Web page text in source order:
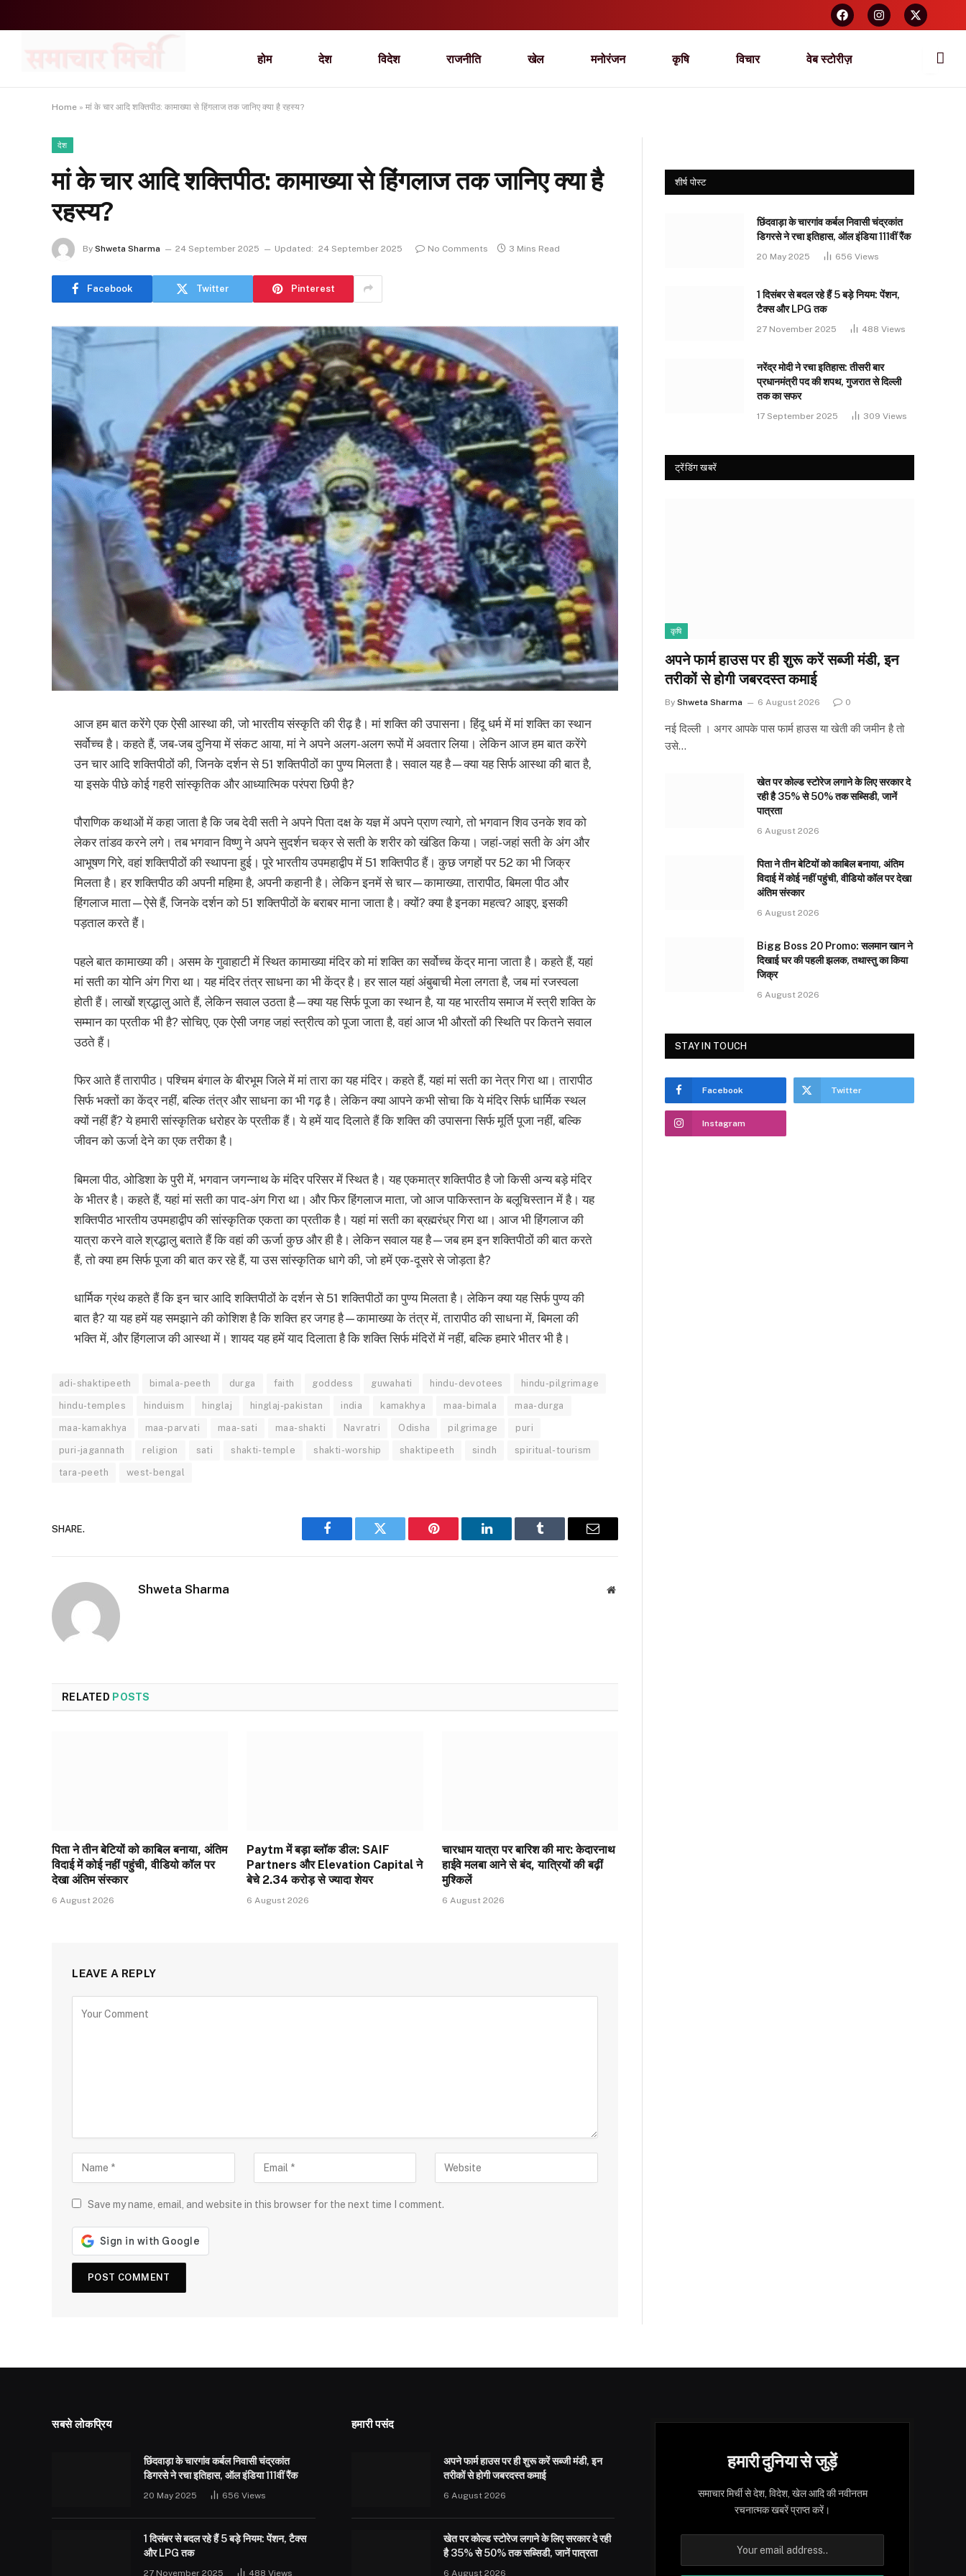
होम देश विदेश राजनीति खेल मनोरंजन कृषि विचार वेब स्टोरीज़
Home » मां के चार आदि शक्तिपीठ: कामाख्या से हिंगलाज तक जानिए क्या है रहस्य?
देश
मां के चार आदि शक्तिपीठ: कामाख्या से हिंगलाज तक जानिए क्या है
रहस्य?
By Shweta Sharma 24 September 2025 Updated: 24 September 2025 No Comments 3 Mins Read
Facebook Twitter Pinterest
आज हम बात करेंगे एक ऐसी आस्था की, जो भारतीय संस्कृति की रीढ़ है। मां शक्ति की उपासना। हिंदू धर्म में मां शक्ति का स्थान
सर्वोच्च है। कहते हैं, जब-जब दुनिया में संकट आया, मां ने अपने अलग-अलग रूपों में अवतार लिया। लेकिन आज हम बात करेंगे
उन चार आदि शक्तिपीठों की, जिनके दर्शन से 51 शक्तिपीठों का पुण्य मिलता है। सवाल यह है—क्या यह सिर्फ आस्था की बात है,
या इसके पीछे कोई गहरी सांस्कृतिक और आध्यात्मिक परंपरा छिपी है?
पौराणिक कथाओं में कहा जाता है कि जब देवी सती ने अपने पिता दक्ष के यज्ञ में अपने प्राण त्यागे, तो भगवान शिव उनके शव को
लेकर तांडव करने लगे। तब भगवान विष्णु ने अपने सुदर्शन चक्र से सती के शरीर को खंडित किया। जहां-जहां सती के अंग और
आभूषण गिरे, वहां शक्तिपीठों की स्थापना हुई। पूरे भारतीय उपमहाद्वीप में 51 शक्तिपीठ हैं। कुछ जगहों पर 52 का भी जिक्र
मिलता है। हर शक्तिपीठ की अपनी महिमा है, अपनी कहानी है। लेकिन इनमें से चार—कामाख्या, तारापीठ, बिमला पीठ और
हिंगलाज माता—ऐसे हैं, जिनके दर्शन को 51 शक्तिपीठों के बराबर माना जाता है। क्यों? क्या है इनका महत्व? आइए, इसकी
पड़ताल करते हैं।
पहले बात कामाख्या की। असम के गुवाहाटी में स्थित कामाख्या मंदिर को मां शक्ति का सर्वोच्च केंद्र माना जाता है। कहते हैं, यहां
मां सती का योनि अंग गिरा था। यह मंदिर तंत्र साधना का भी केंद्र है। हर साल यहां अंबुबाची मेला लगता है, जब मां रजस्वला
होती हैं। लाखों श्रद्धालु आते हैं, लेकिन सवाल उठता है—क्या यह सिर्फ पूजा का स्थान है, या यह भारतीय समाज में स्त्री शक्ति के
सम्मान का प्रतीक भी है? सोचिए, एक ऐसी जगह जहां स्त्रीत्व को पूजा जाता है, वहां आज भी औरतों की स्थिति पर कितने सवाल
उठते हैं।
फिर आते हैं तारापीठ। पश्चिम बंगाल के बीरभूम जिले में मां तारा का यह मंदिर। कहते हैं, यहां मां सती का नेत्र गिरा था। तारापीठ
सिर्फ भक्तों का केंद्र नहीं, बल्कि तंत्र और साधना का भी गढ़ है। लेकिन क्या आपने कभी सोचा कि ये मंदिर सिर्फ धार्मिक स्थल
क्यों नहीं हैं? ये हमारी सांस्कृतिक धरोहर के प्रतीक हैं। ये हमें याद दिलाते हैं कि शक्ति की उपासना सिर्फ मूर्ति पूजा नहीं, बल्कि
जीवन को ऊर्जा देने का एक तरीका है।
बिमला पीठ, ओडिशा के पुरी में, भगवान जगन्नाथ के मंदिर परिसर में स्थित है। यह एकमात्र शक्तिपीठ है जो किसी अन्य बड़े मंदिर
के भीतर है। कहते हैं, यहां मां सती का पाद-अंग गिरा था। और फिर हिंगलाज माता, जो आज पाकिस्तान के बलूचिस्तान में है। यह
शक्तिपीठ भारतीय उपमहाद्वीप की सांस्कृतिक एकता का प्रतीक है। यहां मां सती का ब्रह्मरंध्र गिरा था। आज भी हिंगलाज की
यात्रा करने वाले श्रद्धालु बताते हैं कि वहां की ऊर्जा कुछ और ही है। लेकिन सवाल यह है—जब हम इन शक्तिपीठों की बात करते
हैं, तो क्या हम सिर्फ पूजा की बात कर रहे हैं, या उस सांस्कृतिक धागे की, जो हमें एक-दूसरे से जोड़ता है?
धार्मिक ग्रंथ कहते हैं कि इन चार आदि शक्तिपीठों के दर्शन से 51 शक्तिपीठों का पुण्य मिलता है। लेकिन क्या यह सिर्फ पुण्य की
बात है? या यह हमें यह समझाने की कोशिश है कि शक्ति हर जगह है—कामाख्या के तंत्र में, तारापीठ की साधना में, बिमला की
भक्ति में, और हिंगलाज की आस्था में। शायद यह हमें याद दिलाता है कि शक्ति सिर्फ मंदिरों में नहीं, बल्कि हमारे भीतर भी है।
adi-shaktipeeth bimala-peeth durga faith goddess guwahati hindu-devotees hindu-pilgrimage
hindu-temples hinduism hinglaj hinglaj-pakistan india kamakhya maa-bimala maa-durga
maa-kamakhya maa-parvati maa-sati maa-shakti Navratri Odisha pilgrimage puri
puri-jagannath religion sati shakti-temple shakti-worship shaktipeeth sindh spiritual-tourism
tara-peeth west-bengal
SHARE.
Facebook Twitter Pinterest LinkedIn Tumblr Email
Shweta Sharma Website
RELATED POSTS
पिता ने तीन बेटियों को काबिल बनाया, अंतिम
विदाई में कोई नहीं पहुंची, वीडियो कॉल पर
देखा अंतिम संस्कार
6 August 2026
Paytm में बड़ा ब्लॉक डील: SAIF
Partners और Elevation Capital ने
बेचे 2.34 करोड़ से ज्यादा शेयर
6 August 2026
चारधाम यात्रा पर बारिश की मार: केदारनाथ
हाईवे मलबा आने से बंद, यात्रियों की बढ़ीं
मुश्किलें
6 August 2026
LEAVE A REPLY
Save my name, email, and website in this browser for the next time I comment.
शीर्ष पोस्ट
छिंदवाड़ा के चारगांव कर्बल निवासी चंद्रकांत
डिगरसे ने रचा इतिहास, ऑल इंडिया 111वीं रैंक
20 May 2025 656 Views
1 दिसंबर से बदल रहे हैं 5 बड़े नियम: पेंशन,
टैक्स और LPG तक
27 November 2025 488 Views
नरेंद्र मोदी ने रचा इतिहास: तीसरी बार
प्रधानमंत्री पद की शपथ, गुजरात से दिल्ली
तक का सफर
17 September 2025 309 Views
ट्रेंडिंग खबरें
कृषि
अपने फार्म हाउस पर ही शुरू करें सब्जी मंडी, इन
तरीकों से होगी जबरदस्त कमाई
By Shweta Sharma 6 August 2026 0
नई दिल्ली । अगर आपके पास फार्म हाउस या खेती की जमीन है तो
उसे…
खेत पर कोल्ड स्टोरेज लगाने के लिए सरकार दे
रही है 35% से 50% तक सब्सिडी, जानें
पात्रता
6 August 2026
पिता ने तीन बेटियों को काबिल बनाया, अंतिम
विदाई में कोई नहीं पहुंची, वीडियो कॉल पर देखा
अंतिम संस्कार
6 August 2026
Bigg Boss 20 Promo: सलमान खान ने
दिखाई घर की पहली झलक, तथास्तु का किया
जिक्र
6 August 2026
STAY IN TOUCH
Facebook Twitter
Instagram
सबसे लोकप्रिय
छिंदवाड़ा के चारगांव कर्बल निवासी चंद्रकांत
डिगरसे ने रचा इतिहास, ऑल इंडिया 111वीं रैंक
20 May 2025 656 Views
1 दिसंबर से बदल रहे हैं 5 बड़े नियम: पेंशन, टैक्स
और LPG तक
27 November 2025 488 Views
हमारी पसंद
अपने फार्म हाउस पर ही शुरू करें सब्जी मंडी, इन
तरीकों से होगी जबरदस्त कमाई
6 August 2026
खेत पर कोल्ड स्टोरेज लगाने के लिए सरकार दे रही
है 35% से 50% तक सब्सिडी, जानें पात्रता
6 August 2026
हमारी दुनिया से जुड़ें
समाचार मिर्ची से देश, विदेश, खेल आदि की नवीनतम
रचनात्मक खबरें प्राप्त करें।